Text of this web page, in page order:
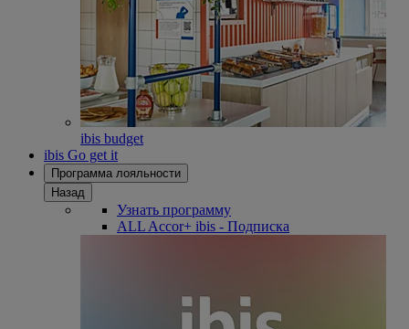
ibis budget
ibis Go get it
Программа лояльности
Назад
Узнать программу
ALL Accor+ ibis - Подписка